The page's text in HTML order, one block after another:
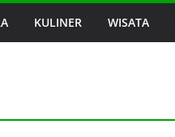
KULINER WISATA